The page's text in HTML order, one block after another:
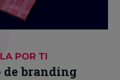
POR TI
de branding